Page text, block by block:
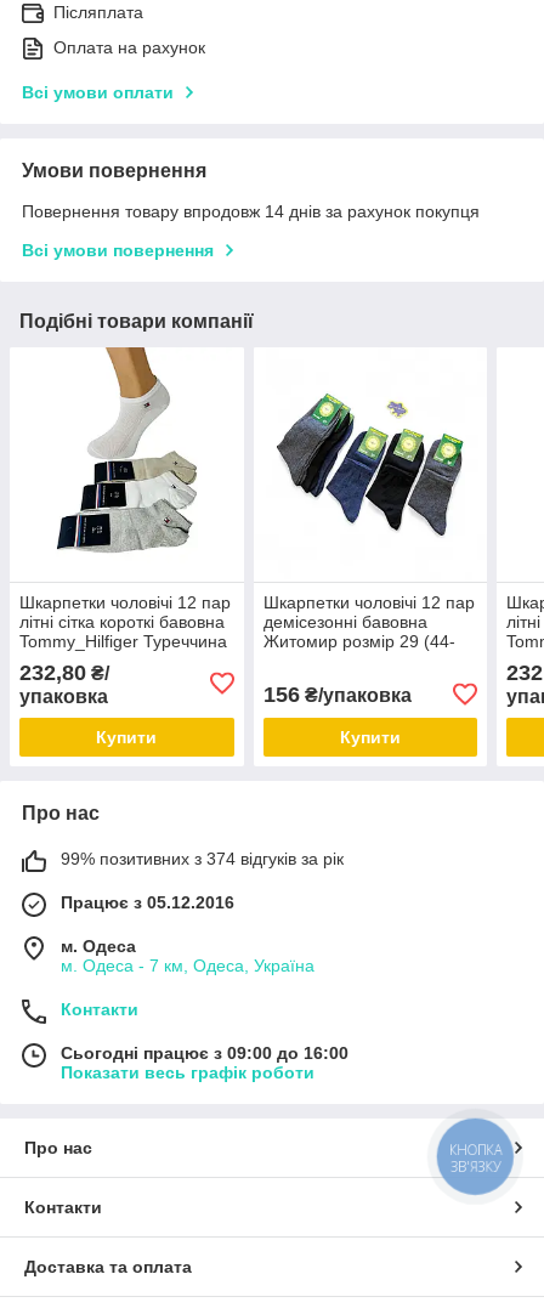
Післяплата
Оплата на рахунок
Всі умови оплати
Умови повернення
Повернення товару впродовж 14 днів за рахунок покупця
Всі умови повернення
Подібні товари компанії
Шкарпетки чоловічі 12 пар
літні сітка короткі бавовна
Tommy_Hilfiger Туреччина
кольорів
232,80 ₴/
упаковка
Купити
Шкарпетки чоловічі 12 пар
демісезонні бавовна
Житомир розмір 29 (44-
156₴/упаковка
Купити
Про нас
99% позитивних з 374 відгуків за рік
Працює з 05.12.2016
м. Одеса
м. Одеса - 7 км, Одеса, Україна
Контакти
Сьогодні працює з 09:00 до 16:00
Показати весь графік роботи
Про нас
Контакти
Доставка та оплата
КНОПКА
ЗВ'ЯЗКУ